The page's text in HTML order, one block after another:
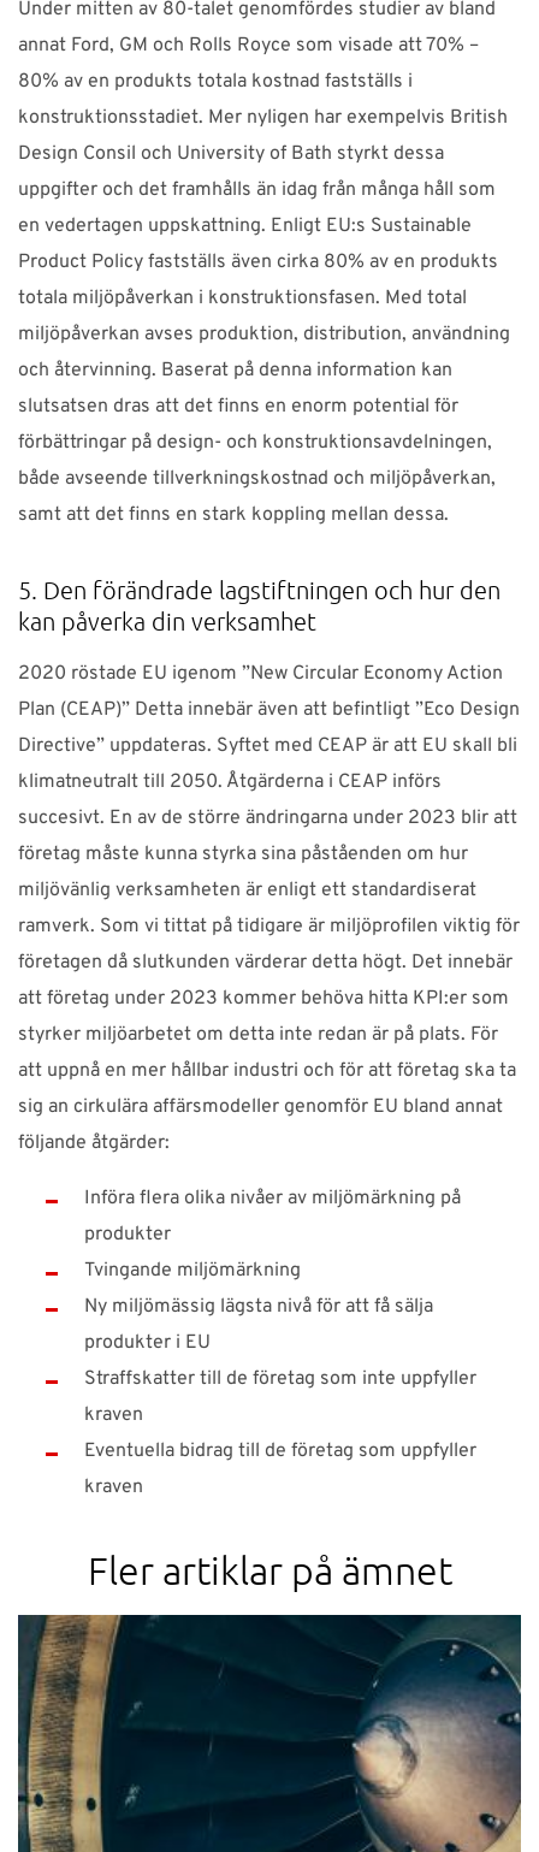
Under mitten av 80-talet genomfördes studier av bland
annat Ford, GM och Rolls Royce som visade att 70% –
80% av en produkts totala kostnad fastställs i
konstruktionsstadiet. Mer nyligen har exempelvis British
Design Consil och University of Bath styrkt dessa
uppgifter och det framhålls än idag från många håll som
en vedertagen uppskattning. Enligt EU:s Sustainable
Product Policy fastställs även cirka 80% av en produkts
totala miljöpåverkan i konstruktionsfasen. Med total
miljöpåverkan avses produktion, distribution, användning
och återvinning. Baserat på denna information kan
slutsatsen dras att det finns en enorm potential för
förbättringar på design- och konstruktionsavdelningen,
både avseende tillverkningskostnad och miljöpåverkan,
samt att det finns en stark koppling mellan dessa.
5. Den förändrade lagstiftningen och hur den
kan påverka din verksamhet
2020 röstade EU igenom ”New Circular Economy Action
Plan (CEAP)” Detta innebär även att befintligt ”Eco Design
Directive” uppdateras. Syftet med CEAP är att EU skall bli
klimatneutralt till 2050. Åtgärderna i CEAP införs
succesivt. En av de större ändringarna under 2023 blir att
företag måste kunna styrka sina påståenden om hur
miljövänlig verksamheten är enligt ett standardiserat
ramverk. Som vi tittat på tidigare är miljöprofilen viktig för
företagen då slutkunden värderar detta högt. Det innebär
att företag under 2023 kommer behöva hitta KPI:er som
styrker miljöarbetet om detta inte redan är på plats. För
att uppnå en mer hållbar industri och för att företag ska ta
sig an cirkulära affärsmodeller genomför EU bland annat
följande åtgärder:
Införa flera olika nivåer av miljömärkning på
produkter
Tvingande miljömärkning
Ny miljömässig lägsta nivå för att få sälja
produkter i EU
Straffskatter till de företag som inte uppfyller
kraven
Eventuella bidrag till de företag som uppfyller
kraven
Fler artiklar på ämnet